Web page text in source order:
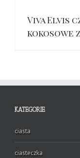
Viva Elvis
kokosowe
KATEGORIE
ciasta
ciasteczka